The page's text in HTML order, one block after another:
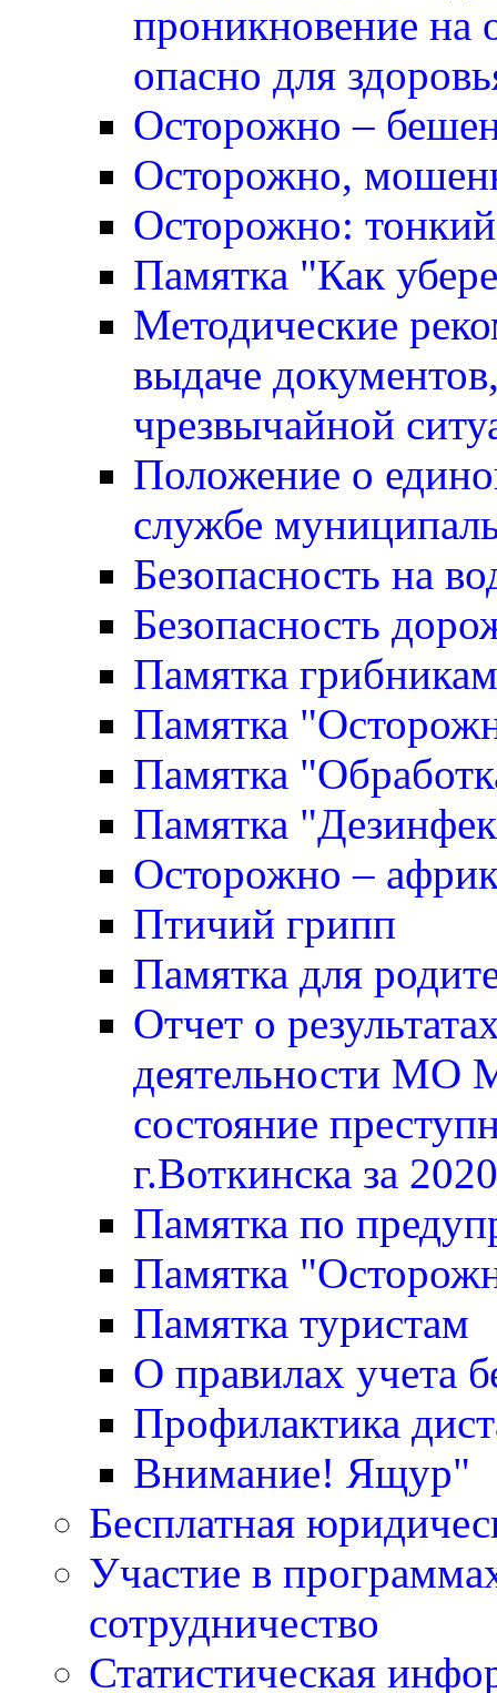
проникновение на
опасно для
Осторожно –
Осторожно,
Осторожно:
Памятка "Как
Методические
выдаче
чрезвычайной
Положение о
службе
Безопасность на
Безопасность
Памятка грибникам
Памятка
Памятка
Памятка
Осторожно –
Птичий грипп
Памятка для
Отчет о
деятельности МО
состояние
г.Воткинска за
Памятка по
Памятка
Памятка туристам
О правилах учета
Профилактика
Внимание! Ящур"
Бесплатная
Участие в
сотрудничество
Статистическая